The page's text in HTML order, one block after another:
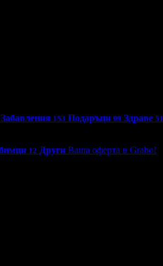
Забавления 153 Подаръци 99 Здраве 51
12 Други Ваша оферта в Grabo!